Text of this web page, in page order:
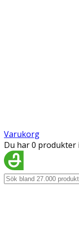
Varukorg
Du har 0 produkter